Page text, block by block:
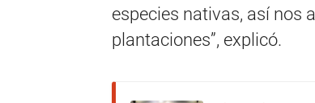
especies nativas, así nos
plantaciones”, explicó.